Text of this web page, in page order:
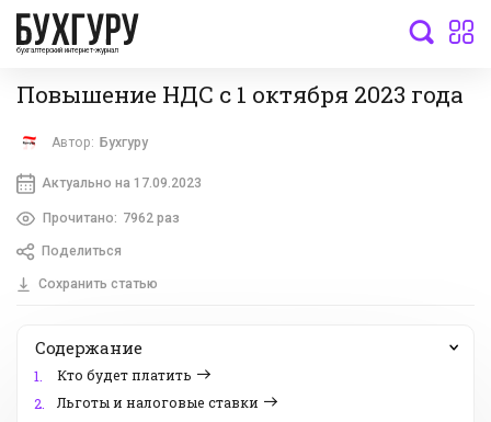
бухгалтерский интернет-журнал
Повышение НДС с 1 октября 2023 года
Автор: Бухгуру
Актуально на 17.09.2023
Прочитано: 7962 раз
Поделиться
Сохранить статью
Содержание
1.
Кто будет платить
2.
Льготы и налоговые ставки